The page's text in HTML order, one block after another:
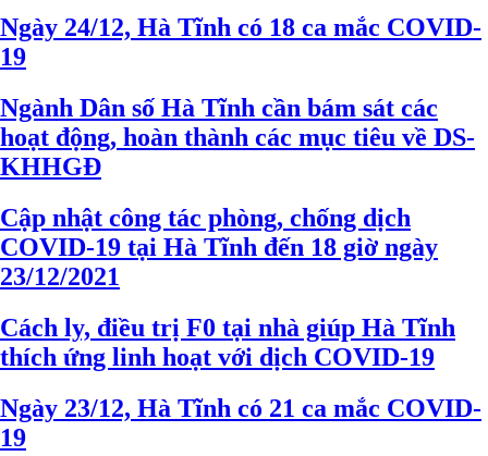
Ngày 24/12, Hà Tĩnh có 18 ca mắc COVID-
19
Ngành Dân số Hà Tĩnh cần bám sát các
hoạt động, hoàn thành các mục tiêu về DS-
KHHGĐ
Cập nhật công tác phòng, chống dịch
COVID-19 tại Hà Tĩnh đến 18 giờ ngày
23/12/2021
Cách ly, điều trị F0 tại nhà giúp Hà Tĩnh
thích ứng linh hoạt với dịch COVID-19
Ngày 23/12, Hà Tĩnh có 21 ca mắc COVID-
19